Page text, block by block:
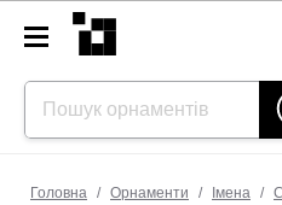
Головна / Орнаменти / Імена /